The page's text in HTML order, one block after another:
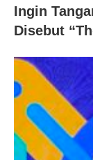
Ingin
Disebut